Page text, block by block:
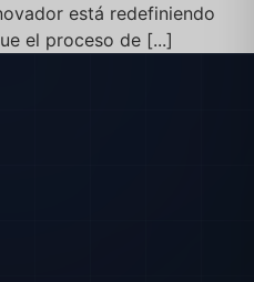
está redefiniendo
el proceso de [...]